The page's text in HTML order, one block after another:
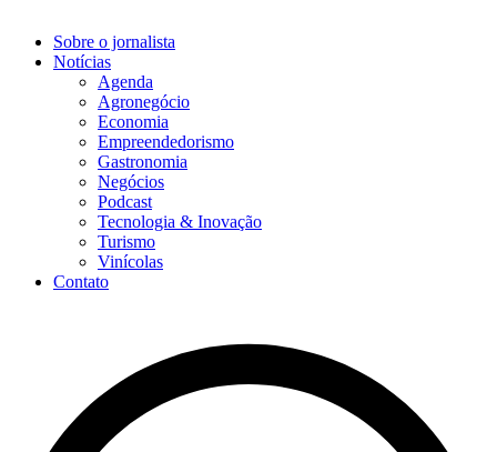
Sobre o jornalista
Notícias
Agenda
Agronegócio
Economia
Empreendedorismo
Gastronomia
Negócios
Podcast
Tecnologia & Inovação
Turismo
Vinícolas
Contato